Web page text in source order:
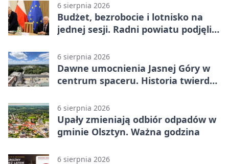
6 sierpnia 2026
Budżet, bezrobocie i lotnisko na
jednej sesji. Radni powiatu podjęli
6 sierpnia 2026
Dawne umocnienia Jasnej Góry w
centrum spaceru. Historia twierdzy
6 sierpnia 2026
Upały zmieniają odbiór odpadów w
gminie Olsztyn. Ważna godzina
6 sierpnia 2026